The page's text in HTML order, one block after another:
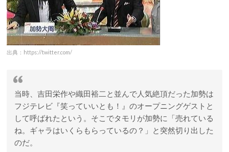
出典：https://twitter.com/
当時、吉田栄作や織田裕二と並んで人気絶頂だった加勢は
フジテレビ『笑っていいとも！』のオープニングゲストと
して呼ばれたという。そこでタモリが加勢に「売れている
ね。ギャラはいくらもらっているの？」と突然切り出した
のだ。